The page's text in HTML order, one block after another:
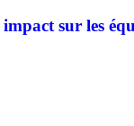
sur les